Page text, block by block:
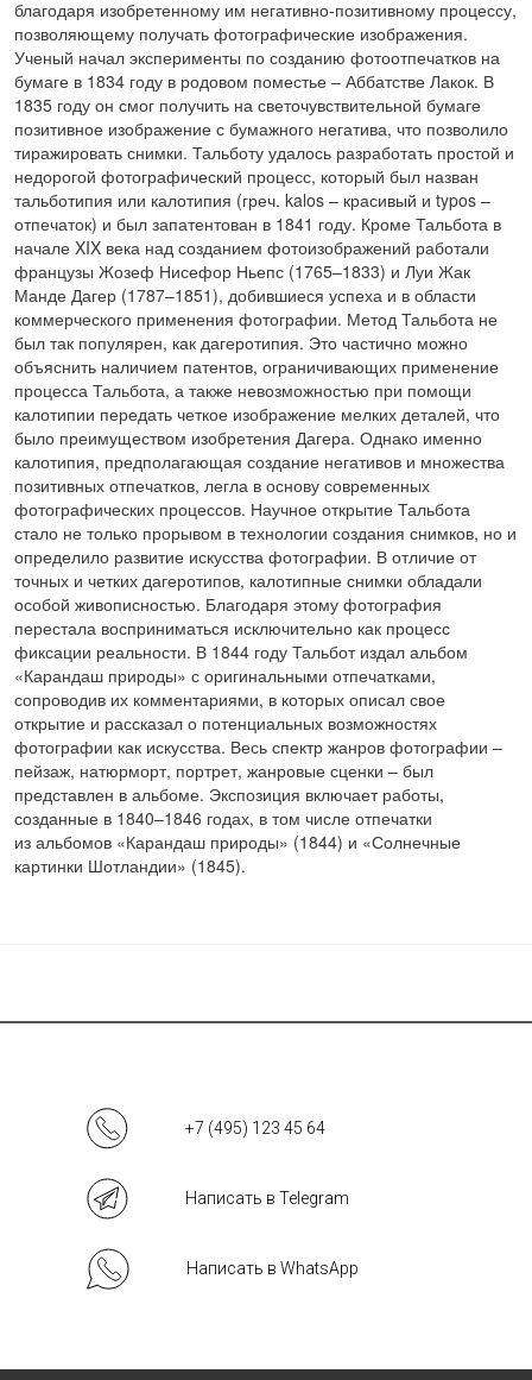
благодаря изобретенному им негативно-позитивному процессу,
позволяющему получать фотографические изображения.
Ученый начал эксперименты по созданию фотоотпечатков на
бумаге в 1834 году в родовом поместье – Аббатстве Лакок. В
1835 году он смог получить на светочувствительной бумаге
позитивное изображение с бумажного негатива, что позволило
тиражировать снимки. Тальботу удалось разработать простой и
недорогой фотографический процесс, который был назван
тальботипия или калотипия (греч. kalos – красивый и typos –
отпечаток) и был запатентован в 1841 году. Кроме Тальбота в
начале XIX века над созданием фотоизображений работали
французы Жозеф Нисефор Ньепс (1765–1833) и Луи Жак
Манде Дагер (1787–1851), добившиеся успеха и в области
коммерческого применения фотографии. Метод Тальбота не
был так популярен, как дагеротипия. Это частично можно
объяснить наличием патентов, ограничивающих применение
процесса Тальбота, а также невозможностью при помощи
калотипии передать четкое изображение мелких деталей, что
было преимуществом изобретения Дагера. Однако именно
калотипия, предполагающая создание негативов и множества
позитивных отпечатков, легла в основу современных
фотографических процессов. Научное открытие Тальбота
стало не только прорывом в технологии создания снимков, но и
определило развитие искусства фотографии. В отличие от
точных и четких дагеротипов, калотипные снимки обладали
особой живописностью. Благодаря этому фотография
перестала восприниматься исключительно как процесс
фиксации реальности. В 1844 году Тальбот издал альбом
«Карандаш природы» с оригинальными отпечатками,
сопроводив их комментариями, в которых описал свое
открытие и рассказал о потенциальных возможностях
фотографии как искусства. Весь спектр жанров фотографии –
пейзаж, натюрморт, портрет, жанровые сценки – был
представлен в альбоме. Экспозиция включает работы,
созданные в 1840–1846 годах, в том числе отпечатки
из альбомов «Карандаш природы» (1844) и «Солнечные
картинки Шотландии» (1845).
+7 (495) 123 45 64
Написать в Telegram
Написать в WhatsApp